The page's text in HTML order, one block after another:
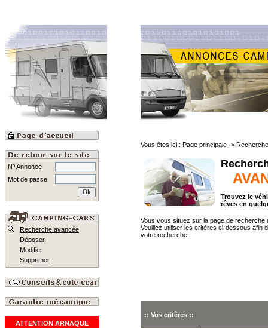
Nº Annonce
Mot de passe
Recherche avancée
Déposer
Modifier
Supprimer
ATTENTION ARNAQUE
Vous êtes ici : Page principale ->
Trouvez le
rêves en
Vous vous situez sur la page de recherche
Veuillez utiliser les critères ci-dessous afin
votre recherche.
:: Vos critères ::